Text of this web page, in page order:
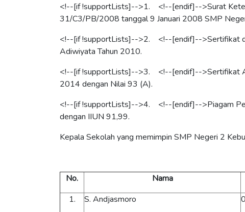
<!--[if !supportLists]-->1. <!--[endif]-->Surat
31/C3/PB/2008 tanggal 9 Januari 2008 SMP
<!--[if !supportLists]-->2. <!--[endif]-->Sertifikat
Adiwiyata Tahun 2010.
<!--[if !supportLists]-->3. <!--[endif]-->Sertifikat
2014 dengan Nilai 93 (A).
<!--[if !supportLists]-->4. <!--[endif]-->Piagam
dengan IIUN 91,99.
Kepala Sekolah yang memimpin SMP Negeri 2
No. Nama
1.
S. Andjasmoro